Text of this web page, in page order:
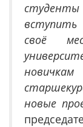
студенты
вступить
своё
новые